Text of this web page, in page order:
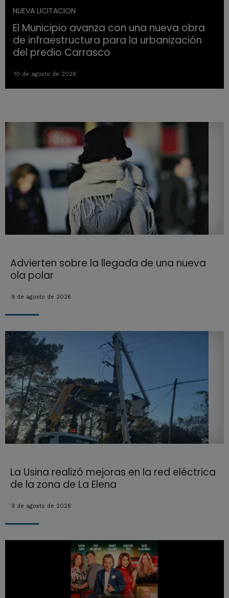
NUEVA LICITACION
El Municipio avanza con una nueva obra
de infraestructura para la urbanización
del predio Carrasco
10 de agosto de 2026
Advierten sobre la llegada de una nueva
ola polar
9 de agosto de 2026
La Usina realizó mejoras en la red eléctrica
de la zona de La Elena
9 de agosto de 2026